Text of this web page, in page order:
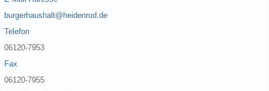
burgerhaushalt@heidenrod.de
Telefon
06120-7953
Fax
06120-7955